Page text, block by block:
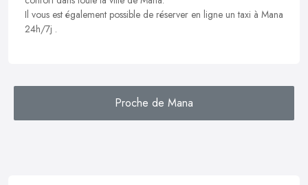
Il vous est également possible de réserver en ligne un taxi à Mana
24h/7j .
Proche de Mana